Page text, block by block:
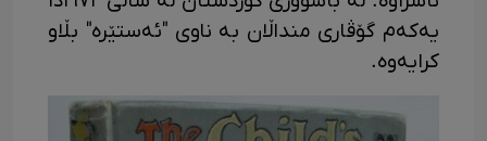
یەکەم گۆڤاری منداڵان بە ناوی "ئەستێرە" بڵاو
کرایەوە.